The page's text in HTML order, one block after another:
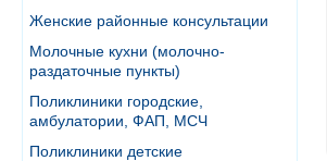
Женские районные консультации
Молочные кухни (молочно-
раздаточные пункты)
Поликлиники городские,
амбулатории, ФАП, МСЧ
Поликлиники детские